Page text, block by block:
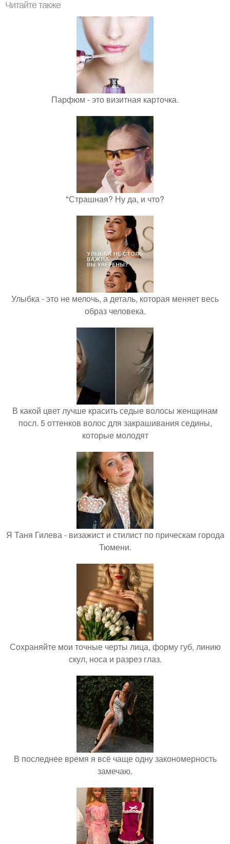
Читайте также
Парфюм - это визитная карточка.
"Страшная? Ну да, и что?
Улыбка - это не мелочь, а деталь, которая меняет весь
образ человека.
В какой цвет лучше красить седые волосы женщинам
посл. 5 оттенков волос для закрашивания седины,
которые молодят
Я Таня Гилева - визажист и стилист по прическам города
Тюмени.
Сохраняйте мои точные черты лица, форму губ, линию
скул, носа и разрез глаз.
В последнее время я всё чаще одну закономерность
замечаю.